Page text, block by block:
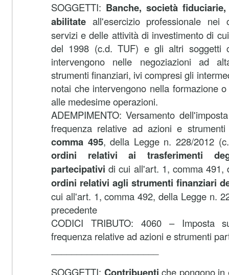
SOGGETTI: Banche, società
abilitate all'esercizio professionale
servizi e delle attività di investimento di
del 1998 (c.d. TUF) e gli altri soggetti
intervengono nelle negoziazioni ad
strumenti finanziari, ivi compresi gli
notai che intervengono nella formazione
alle medesime operazioni.
ADEMPIMENTO:Versamento
frequenza relative ad azioni e
comma 495, della Legge n. 228/2012
ordini relativi ai trasferimenti
partecipatividi cui all'art. 1, comma 491,
ordini relativi agli strumenti finanziari
cui all'art. 1, comma 492, della Legge n.
precedente
CODICI TRIBUTO: 4060 – Imposta
frequenza relative ad azioni e strumenti
SOGGETTI: Contribuenti che pongono in